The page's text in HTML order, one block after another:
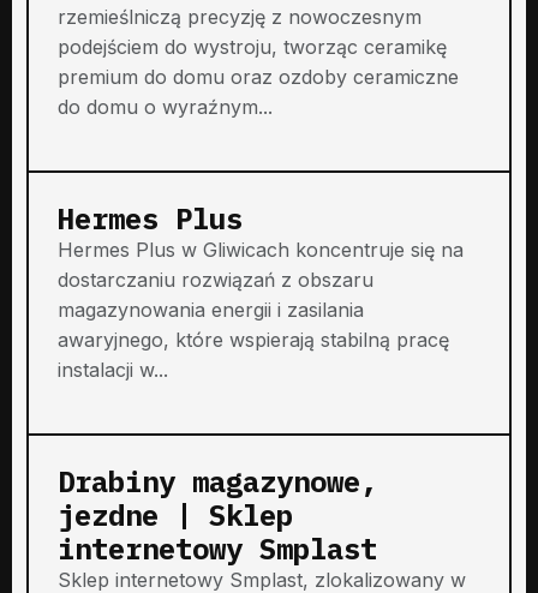
rzemieślniczą precyzję z nowoczesnym
podejściem do wystroju, tworząc ceramikę
premium do domu oraz ozdoby ceramiczne
do domu o wyraźnym...
Hermes Plus
Hermes Plus w Gliwicach koncentruje się na
dostarczaniu rozwiązań z obszaru
magazynowania energii i zasilania
awaryjnego, które wspierają stabilną pracę
instalacji w...
Drabiny magazynowe,
jezdne | Sklep
internetowy Smplast
Sklep internetowy Smplast, zlokalizowany w